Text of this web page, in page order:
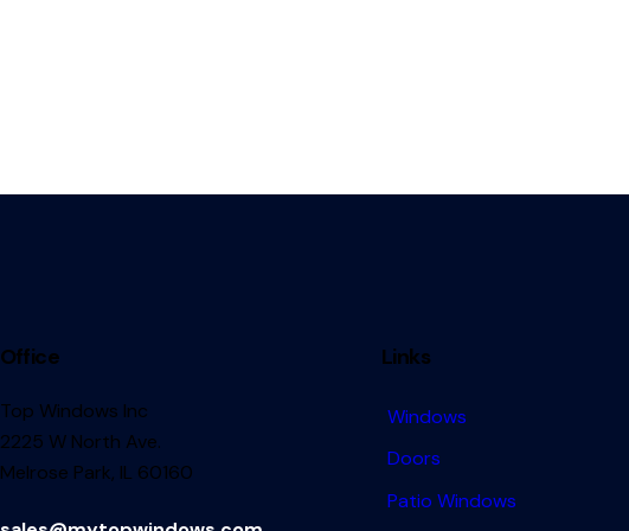
Office
Top Windows Inc
2225 W North Ave.
Melrose Park, IL 60160
Links
Windows
Doors
Patio Windows